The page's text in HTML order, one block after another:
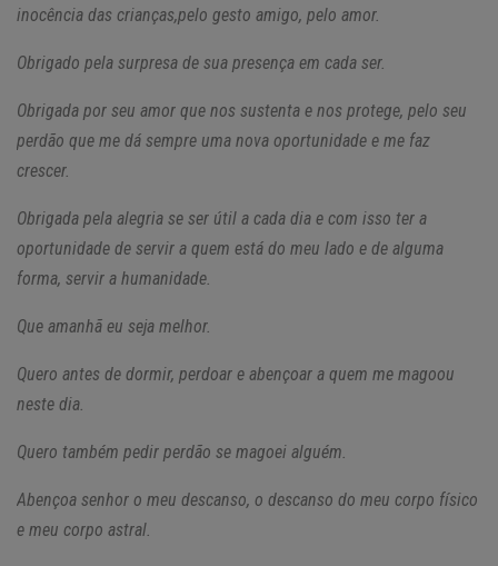
inocência das crianças,pelo gesto amigo, pelo amor.
Obrigado pela surpresa de sua presença em cada ser.
Obrigada por seu amor que nos sustenta e nos protege, pelo seu
perdão que me dá sempre uma nova oportunidade e me faz
crescer.
Obrigada pela alegria se ser útil a cada dia e com isso ter a
oportunidade de servir a quem está do meu lado e de alguma
forma, servir a humanidade.
Que amanhã eu seja melhor.
Quero antes de dormir, perdoar e abençoar a quem me magoou
neste dia.
Quero também pedir perdão se magoei alguém.
Abençoa senhor o meu descanso, o descanso do meu corpo físico
e meu corpo astral.